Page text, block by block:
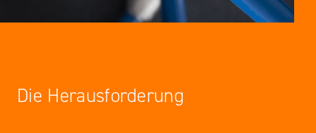
Die Herausforderung